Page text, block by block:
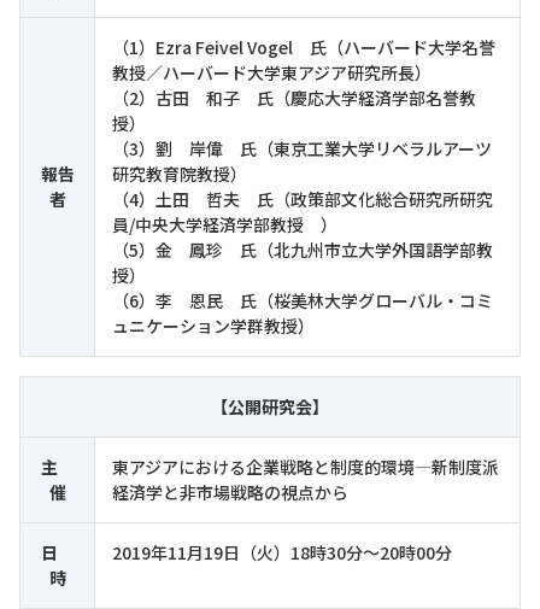
報告
者
（1）Ezra Feivel Vogel 氏（ハーバード大学名誉
教授／ハーバード大学東アジア研究所長）
（2）古田 和子 氏（慶応大学経済学部名誉教
授）
（3）劉 岸偉 氏（東京工業大学リベラルアーツ
研究教育院教授）
（4）土田 哲夫 氏（政策部文化総合研究所研究
員/中央大学経済学部教授 ）
（5）金 鳳珍 氏（北九州市立大学外国語学部教
授）
（6）李 恩民 氏（桜美林大学グローバル・コミ
ュニケーション学群教授）
【公開研究会】
主
催
東アジアにおける企業戦略と制度的環境―新制度派
経済学と非市場戦略の視点から
日
時
2019年11月19日（火）18時30分～20時00分